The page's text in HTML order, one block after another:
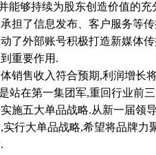
能够持续为股东创造价值的充
了信息发布、客户服务等传
了外部账号积极打造新媒体
重要作用.
售收入符合预期,利润增长
站在第一集团军,重回行业前
五大单品战略.从新一届领
行大单品战略,希望将品牌力